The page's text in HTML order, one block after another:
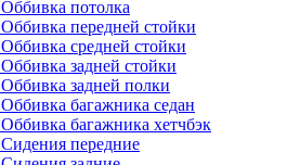
Оббивка потолка
Оббивка передней стойки
Оббивка средней стойки
Оббивка задней стойки
Оббивка задней полки
Оббивка багажника седан
Оббивка багажника хетчбэк
Сидения передние